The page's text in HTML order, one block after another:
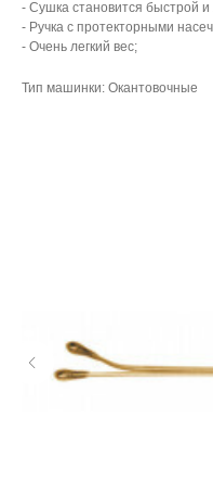
- Сушка становится быстрой и
- Ручка с протекторными
- Очень легкий вес;
Тип машинки: Окантовочные